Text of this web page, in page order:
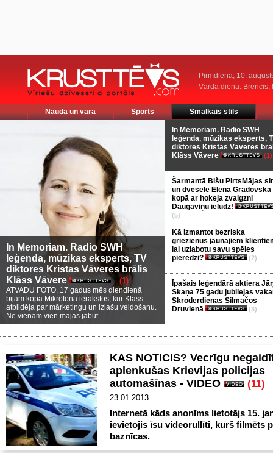
Pirmdiena, 10.
Vārda diena: Brencis,
Nauda un vara Sports Smalkais stils
In Memoriam. Radio SWH
leģenda, mūzikas eksperts, TV
diktores Kristas Vāveres brālis
Klāss Vāvere
(1)
ATVADU FOTO. 17 gadus mēs diendienā
bijām kopā Mikrofona ierakstos, kur Klāss
atbildēja par mārketingu un izlašu veidošanu.
Ne vienam vien mājās jābūt
In Memoriam. Radio SWH
leģenda, mūzikas eksperts,
diktores Kristas Vāveres
Klāss Vāvere
(1)
Šarmantā Bišu PirtsMājas
un dvēsele Elena Gradovska
kopā ar hokeja zvaigzni
Daugaviņu ielūdz!
(5)
Kā izmantot bezriska
griezienus jaunajiem
lai uzlabotu savu spēles
pieredzi?
(2)
Īpašais leģendārā aktiera
Skaņa 75 gadu jubilejas
Skroderdienas Silmačos
Druvienā
(3)
KAS NOTICIS? Vecrīgu
aplenkušas Krievijas policijas
automašīnas - VIDEO
(11)
23.01.2013.
Internetā kāds anonīms lietotājs 15.
ievietojis īsu videorullīti, kurš filmēts
baznīcas.